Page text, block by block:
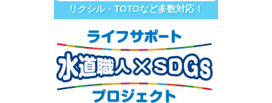
リクシル・TOTOなど多数対応！